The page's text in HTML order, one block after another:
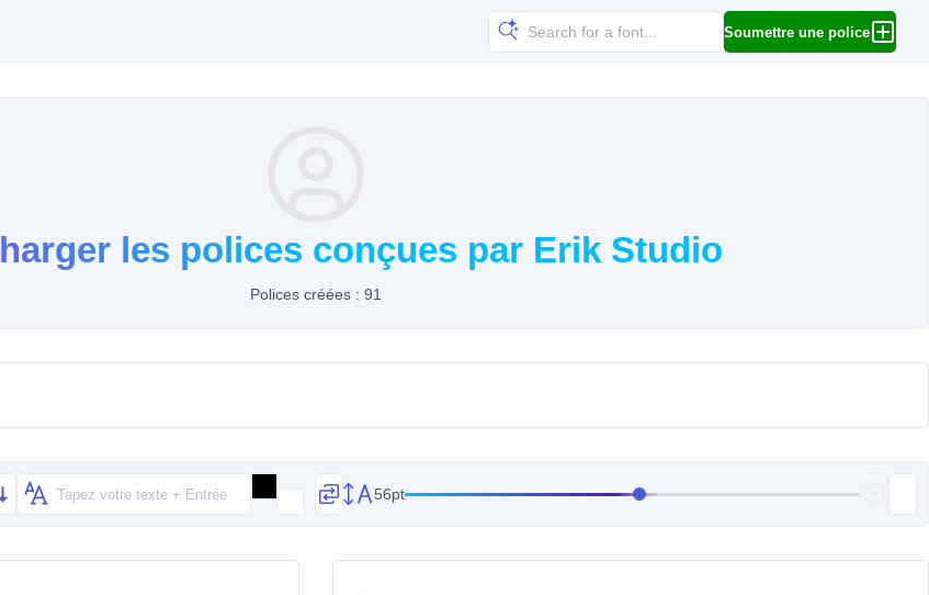
Soumettre une police
les polices conçues par Erik Studio
Polices créées : 91
56pt